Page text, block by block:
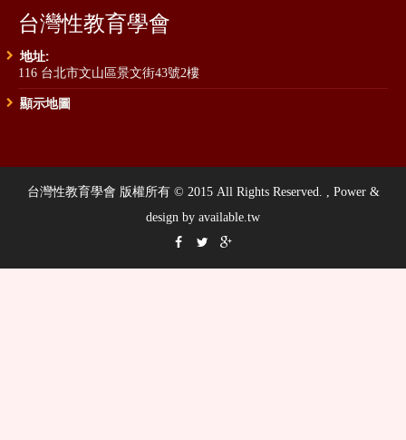
台灣性教育學會
地址:
116 台北市文山區景文街43號2樓
顯示地圖
台灣性教育學會 版權所有 © 2015 All Rights Reserved. , Power &
design by available.tw
  